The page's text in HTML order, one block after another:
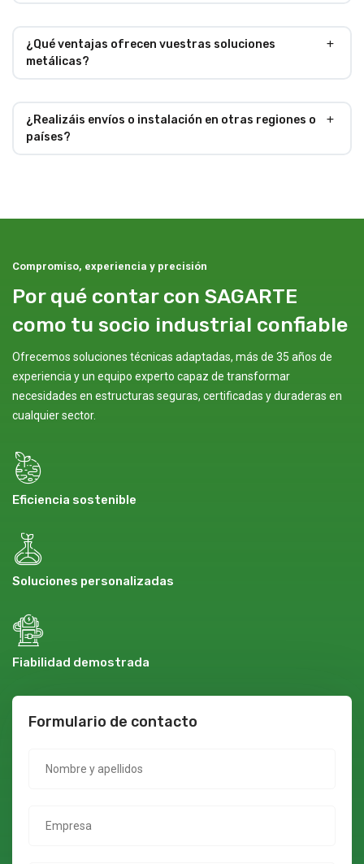
¿Qué ventajas ofrecen vuestras soluciones
metálicas?
¿Realizáis envíos o instalación en otras regiones o
países?
Compromiso, experiencia y precisión
Por qué contar con SAGARTE
como tu socio industrial confiable
Ofrecemos soluciones técnicas adaptadas, más de 35 años de
experiencia y un equipo experto capaz de transformar
necesidades en estructuras seguras, certificadas y duraderas en
cualquier sector.
Eficiencia sostenible
Soluciones personalizadas
Fiabilidad demostrada
Formulario de contacto